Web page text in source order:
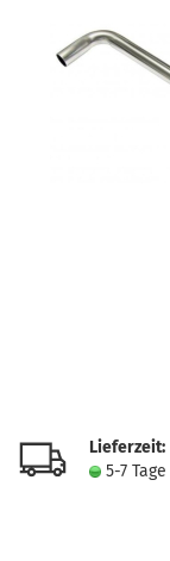
Lieferzeit:
5-7 Tage